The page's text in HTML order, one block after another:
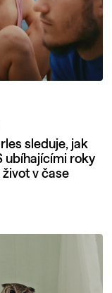
sleduje, jak
ubíhajícími roky
v čase